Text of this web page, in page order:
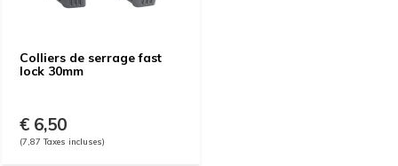
Colliers de serrage fast
lock 30mm
€ 6,50
(7,87 Taxes incluses)